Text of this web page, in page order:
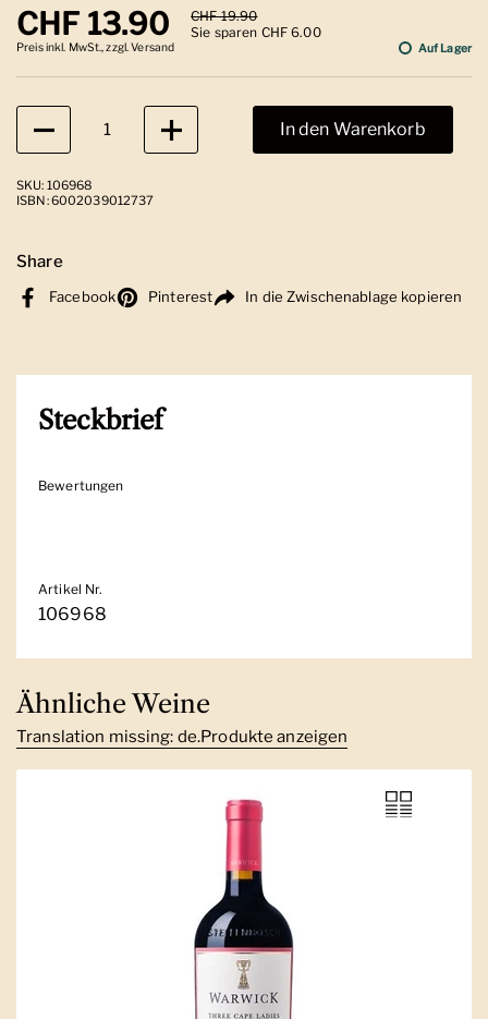
Regulärer Preis
CHF 13.90 Sale-Preis
CHF 19.90
Sie sparen CHF 6.00
Preis inkl. MwSt., zzgl. Versand Auf Lager
Anzahl
In den Warenkorb
SKU: 106968
ISBN: 6002039012737
Share
Facebook Pinterest In die Zwischenablage kopieren
Steckbrief
Bewertungen
Artikel Nr.
106968
Ähnliche Weine
Translation missing: de.Produkte anzeigen